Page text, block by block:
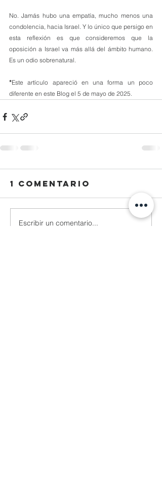
No. Jamás hubo una empatía, mucho menos una
condolencia, hacia Israel. Y lo único que persigo en
esta reflexión es que consideremos que la
oposición a Israel va más allá del ámbito humano.
Es un odio sobrenatural.
*Este artículo apareció en una forma un poco
diferente en este Blog el 5 de mayo de 2025.
1 comentario
Escribir un comentario...